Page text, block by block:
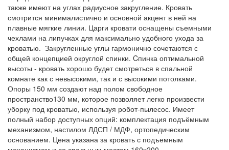
также имеют на углах радиусное закругление. Кровать
смотрится минималистично и основной акцент в ней на
плавные мягкие линии. Царги кровати оснащены съемными
чехлами на липучках для максимально удобного ухода за
кроватью. Закругленные углы гармонично сочетаются с
общей концепцией округлой спинки. Cпинка оптимальной
высоты - кровать хорошо будет смотреться в спальной
комнате как с невысокими, так и с высокими потолками.
Опоры 150 мм создают над полом свободное
пространство130 мм, которое позволяет легко произвести
уборку под кроватью, используя робот-пылесос. Имеет
полный набор доступных опций: комплектация подъёмным
механизмом, настилом ЛДСП / МДФ, ортопедическим
основанием. Цена указана за кровать с подъемным